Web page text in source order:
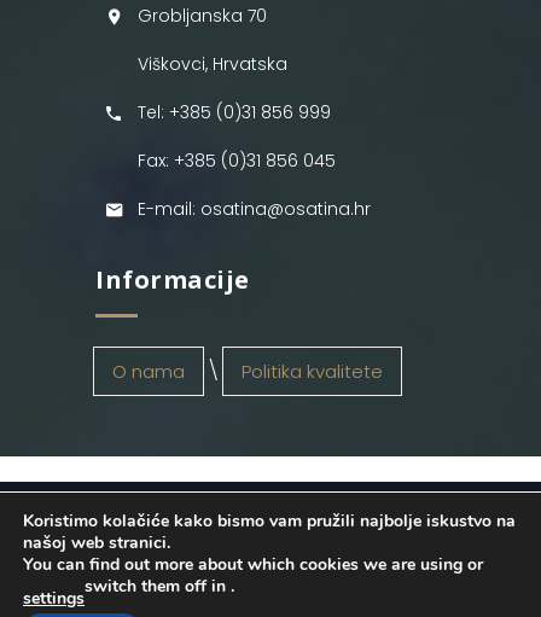
Grobljanska 70
Viškovci, Hrvatska
Tel: +385 (0)31 856 999
Fax: +385 (0)31 856 045
E-mail: osatina@osatina.hr
Informacije
O nama Politika kvalitete
OSATINA GRUPA d.o.o. 2026
. Configured
byINFOS Osijek. Sva prava pridržana.
Koristimo kolačiće kako bismo vam pružili najbolje iskustvo na
našoj web stranici.
You can find out more about which cookies we are using or
switch them off in
settings
.